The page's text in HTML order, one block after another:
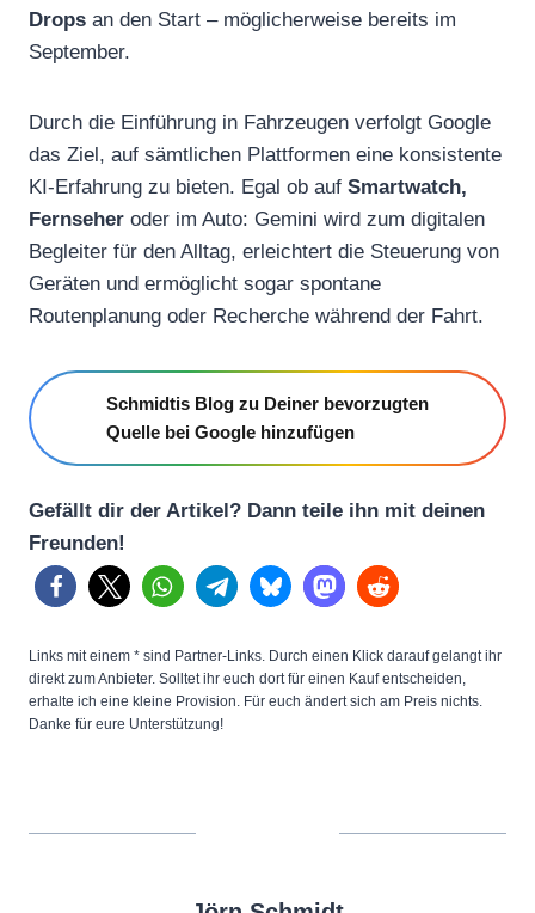
Drops an den Start – möglicherweise bereits im
September.
Durch die Einführung in Fahrzeugen verfolgt Google
das Ziel, auf sämtlichen Plattformen eine konsistente
KI-Erfahrung zu bieten. Egal ob auf Smartwatch,
Fernseher oder im Auto: Gemini wird zum digitalen
Begleiter für den Alltag, erleichtert die Steuerung von
Geräten und ermöglicht sogar spontane
Routenplanung oder Recherche während der Fahrt.
Schmidtis Blog zu Deiner bevorzugten
Quelle bei Google hinzufügen
Gefällt dir der Artikel? Dann teile ihn mit deinen
Freunden!
Links mit einem * sind Partner-Links. Durch einen Klick darauf gelangt ihr
direkt zum Anbieter. Solltet ihr euch dort für einen Kauf entscheiden,
erhalte ich eine kleine Provision. Für euch ändert sich am Preis nichts.
Danke für eure Unterstützung!